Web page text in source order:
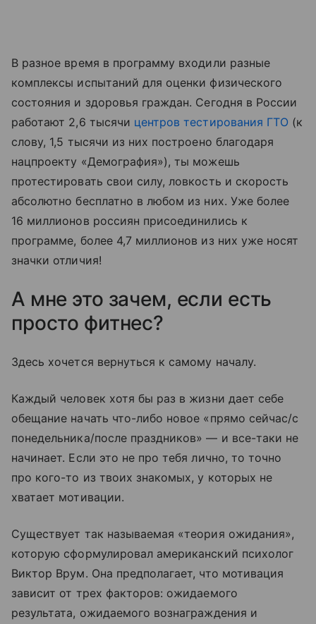
В разное время в программу входили разные
комплексы испытаний для оценки физического
состояния и здоровья граждан. Сегодня в России
работают 2,6 тысячи центров тестирования ГТО (к
слову, 1,5 тысячи из них построено благодаря
нацпроекту «Демография»), ты можешь
протестировать свои силу, ловкость и скорость
абсолютно бесплатно в любом из них. Уже более
16 миллионов россиян присоединились к
программе, более 4,7 миллионов из них уже носят
значки отличия!
А мне это зачем, если есть
просто фитнес?
Здесь хочется вернуться к самому началу.
Каждый человек хотя бы раз в жизни дает себе
обещание начать что-либо новое «прямо сейчас/с
понедельника/после праздников» — и все-таки не
начинает. Если это не про тебя лично, то точно
про кого-то из твоих знакомых, у которых не
хватает мотивации.
Существует так называемая «теория ожидания»,
которую сформулировал американский психолог
Виктор Врум. Она предполагает, что мотивация
зависит от трех факторов: ожидаемого
результата, ожидаемого вознаграждения и